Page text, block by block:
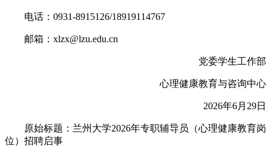
电话：0931-8915126/18919114767
邮箱：xlzx@lzu.edu.cn
党委学生工作部
心理健康教育与咨询中心
2026年6月29日
原始标题：兰州大学2026年专职辅导员（心理健康教育岗
位）招聘启事